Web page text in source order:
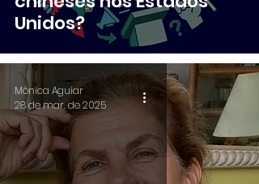
Unidos?
Mônica Aguiar
28 de mar. de 2025